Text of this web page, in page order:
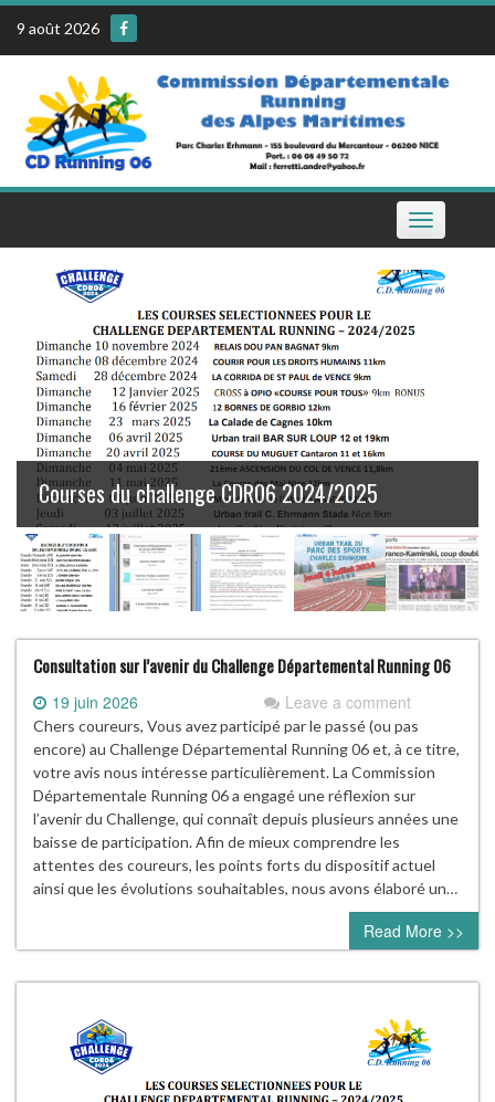
Skip
content
9 août 2026
Toggle
navigation
Le calendrier de la CDR06 sur votre téléphone
Consultation sur l’avenir du Challenge Départemental Running 06
19 juin 2026 Leave a comment
Chers coureurs, Vous avez participé par le passé (ou pas
encore) au Challenge Départemental Running 06 et, à ce titre,
votre avis nous intéresse particulièrement. La Commission
Départementale Running 06 a engagé une réflexion sur
l’avenir du Challenge, qui connaît depuis plusieurs années une
baisse de participation. Afin de mieux comprendre les
attentes des coureurs, les points forts du dispositif actuel
ainsi que les évolutions souhaitables, nous avons élaboré un…
Read More >>